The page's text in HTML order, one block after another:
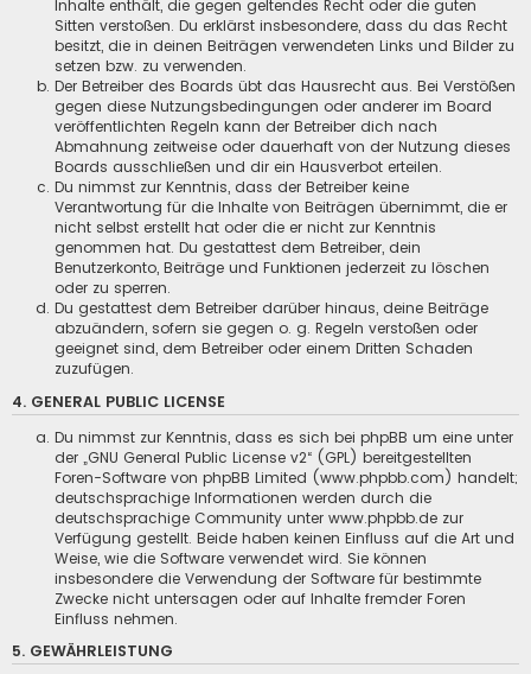
Inhalte enthält, die gegen geltendes Recht oder die guten
Sitten verstoßen. Du erklärst insbesondere, dass du das Recht
besitzt, die in deinen Beiträgen verwendeten Links und Bilder zu
setzen bzw. zu verwenden.
Der Betreiber des Boards übt das Hausrecht aus. Bei Verstößen
gegen diese Nutzungsbedingungen oder anderer im Board
veröffentlichten Regeln kann der Betreiber dich nach
Abmahnung zeitweise oder dauerhaft von der Nutzung dieses
Boards ausschließen und dir ein Hausverbot erteilen.
Du nimmst zur Kenntnis, dass der Betreiber keine
Verantwortung für die Inhalte von Beiträgen übernimmt, die er
nicht selbst erstellt hat oder die er nicht zur Kenntnis
genommen hat. Du gestattest dem Betreiber, dein
Benutzerkonto, Beiträge und Funktionen jederzeit zu löschen
oder zu sperren.
Du gestattest dem Betreiber darüber hinaus, deine Beiträge
abzuändern, sofern sie gegen o. g. Regeln verstoßen oder
geeignet sind, dem Betreiber oder einem Dritten Schaden
zuzufügen.
4. GENERAL PUBLIC LICENSE
Du nimmst zur Kenntnis, dass es sich bei phpBB um eine unter
der „GNU General Public License v2“ (GPL) bereitgestellten
Foren-Software von phpBB Limited (www.phpbb.com) handelt;
deutschsprachige Informationen werden durch die
deutschsprachige Community unter www.phpbb.de zur
Verfügung gestellt. Beide haben keinen Einfluss auf die Art und
Weise, wie die Software verwendet wird. Sie können
insbesondere die Verwendung der Software für bestimmte
Zwecke nicht untersagen oder auf Inhalte fremder Foren
Einfluss nehmen.
5. GEWÄHRLEISTUNG